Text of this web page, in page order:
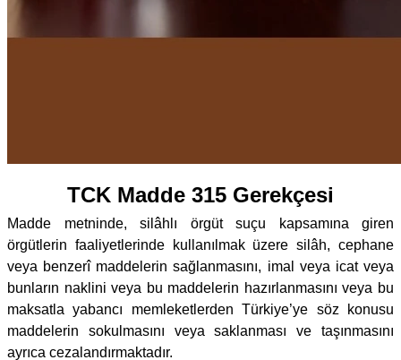
TCK Madde 315 Gerekçesi
Madde metninde, silâhlı örgüt suçu kapsamına giren
örgütlerin faaliyetlerinde kullanılmak üzere silâh, cephane
veya benzerî maddelerin sağlanmasını, imal veya icat veya
bunların naklini veya bu maddelerin hazırlanmasını veya bu
maksatla yabancı memleketlerden Türkiye’ye söz konusu
maddelerin sokulmasını veya saklanması ve taşınmasını
ayrıca cezalandırmaktadır.